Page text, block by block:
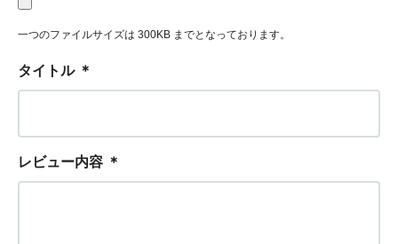
一つのファイルサイズは 300KB までとなっております。
タイトル ＊
レビュー内容 ＊